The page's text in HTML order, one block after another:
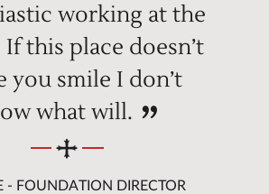
working at the
this place doesn’t
you smile I don’t
what will.
- FOUNDATION DIRECTOR